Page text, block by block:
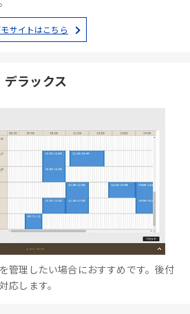
サイトはこちら
デラックス
管理したい場合におすすめです。後付
応します。